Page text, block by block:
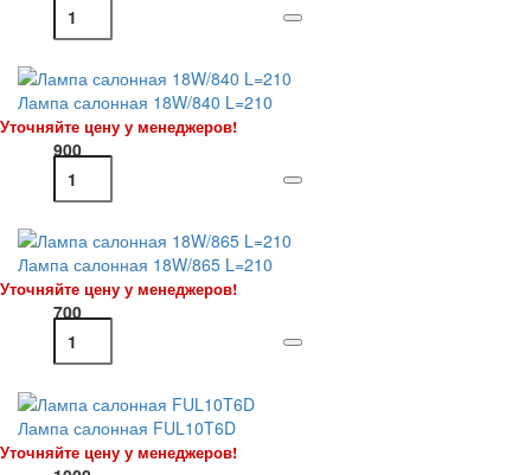
Лампа салонная 18W/840 L=210
Уточняйте цену у менеджеров!
900
Лампа салонная 18W/865 L=210
Уточняйте цену у менеджеров!
700
Лампа салонная FUL10T6D
Уточняйте цену у менеджеров!